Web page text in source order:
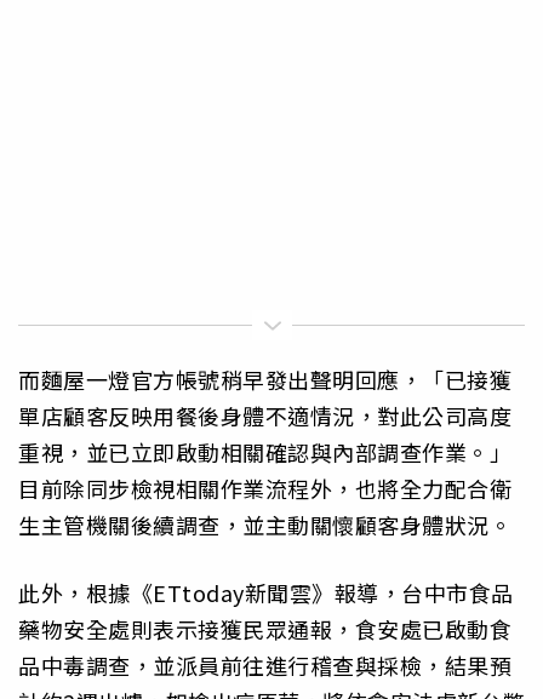
而麵屋一燈官方帳號稍早發出聲明回應，「已接獲
單店顧客反映用餐後身體不適情況，對此公司高度
重視，並已立即啟動相關確認與內部調查作業。」
目前除同步檢視相關作業流程外，也將全力配合衛
生主管機關後續調查，並主動關懷顧客身體狀況。
此外，根據《ETtoday新聞雲》報導，台中市食品
藥物安全處則表示接獲民眾通報，食安處已啟動食
品中毒調查，並派員前往進行稽查與採檢，結果預